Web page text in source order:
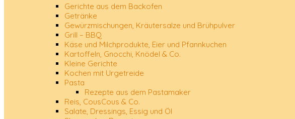
Gerichte aus dem Backofen
Getränke
Gewürzmischungen, Kräutersalze und Brühpulver
Grill – BBQ
Käse und Milchprodukte, Eier und Pfannkuchen
Kartoffeln, Gnocchi, Knödel & Co.
Kleine Gerichte
Kochen mit Urgetreide
Pasta
Rezepte aus dem Pastamaker
Reis, CousCous & Co.
Salate, Dressings, Essig und Öl